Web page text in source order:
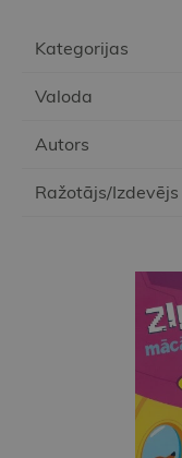
Kategorijas
Valoda
Autors
Ražotājs/Izdevējs